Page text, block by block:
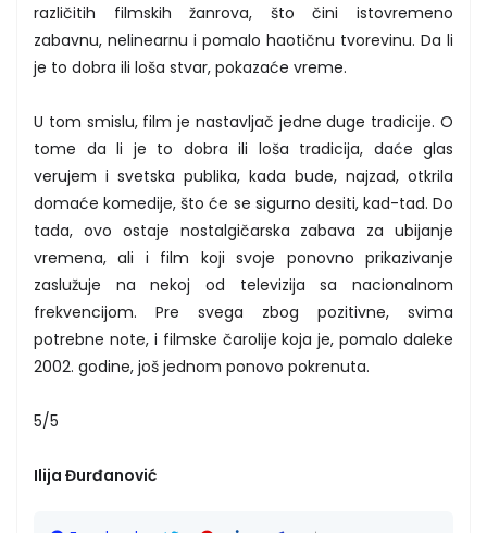
različitih filmskih žanrova, što čini istovremeno
zabavnu, nelinearnu i pomalo haotičnu tvorevinu. Da li
je to dobra ili loša stvar, pokazaće vreme.
U tom smislu, film je nastavljač jedne duge tradicije. O
tome da li je to dobra ili loša tradicija, daće glas
verujem i svetska publika, kada bude, najzad, otkrila
domaće komedije, što će se sigurno desiti, kad-tad. Do
tada, ovo ostaje nostalgičarska zabava za ubijanje
vremena, ali i film koji svoje ponovno prikazivanje
zaslužuje na nekoj od televizija sa nacionalnom
frekvencijom. Pre svega zbog pozitivne, svima
potrebne note, i filmske čarolije koja je, pomalo daleke
2002. godine, još jednom ponovo pokrenuta.
5/5
Ilija Đurđanović